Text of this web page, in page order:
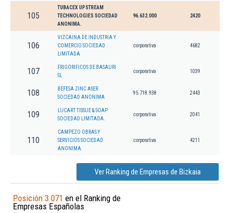
105
TUBACEX UPSTREAM
TECHNOLOGIES SOCIEDAD
ANONIMA.
96.632.000 2420
106
VIZCAINA DE INDUSTRIA Y
COMERCIO SOCIEDAD
LIMITADA
corporativa 4682
107
FRIGORIFICOS DE BASAURI
SL
corporativa 1039
108
BEFESA ZINC ASER
SOCIEDAD ANONIMA
95.718.938 2443
109
LUCART TISSUE & SOAP
SOCIEDAD LIMITADA.
corporativa 2041
110
CAMPEZO OBRAS Y
SERVICIOS SOCIEDAD
ANONIMA.
corporativa 4211
Ver Ranking de Empresas de Bizkaia
Posición 3.071 en el Ranking de
Empresas Españolas